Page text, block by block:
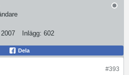
Inlägg: 602
Dela
#393